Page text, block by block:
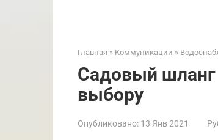
Главная » Коммуникации »
Садовый шланг
выбору
Опубликовано: 13 Янв 2021